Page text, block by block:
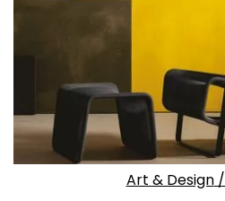
Art & Design/